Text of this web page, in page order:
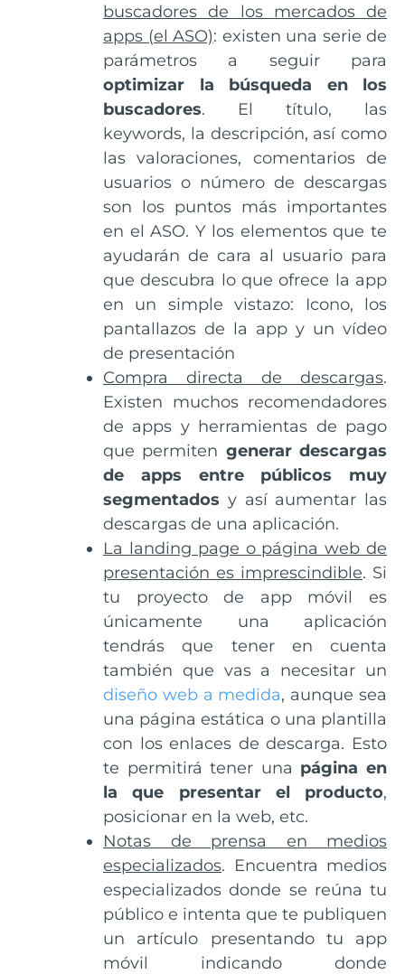
buscadores de los mercados de
apps (el ASO): existen una serie de
parámetros a seguir para
optimizar la búsqueda en los
buscadores. El título, las
keywords, la descripción, así como
las valoraciones, comentarios de
usuarios o número de descargas
son los puntos más importantes
en el ASO. Y los elementos que te
ayudarán de cara al usuario para
que descubra lo que ofrece la app
en un simple vistazo: Icono, los
pantallazos de la app y un vídeo
de presentación
Compra directa de descargas.
Existen muchos recomendadores
de apps y herramientas de pago
que permiten generar descargas
de apps entre públicos muy
segmentados y así aumentar las
descargas de una aplicación.
La landing page o página web de
presentación es imprescindible. Si
tu proyecto de app móvil es
únicamente una aplicación
tendrás que tener en cuenta
también que vas a necesitar un
diseño web a medida, aunque sea
una página estática o una plantilla
con los enlaces de descarga. Esto
te permitirá tener una página en
la que presentar el producto,
posicionar en la web, etc.
Notas de prensa en medios
especializados. Encuentra medios
especializados donde se reúna tu
público e intenta que te publiquen
un artículo presentando tu app
móvil indicando donde